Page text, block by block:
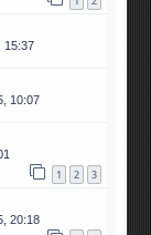
15:37
10:07
1 2 3
20:18